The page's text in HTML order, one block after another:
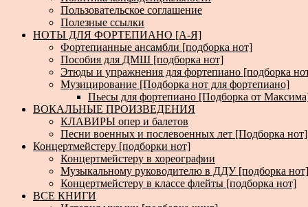
Пользовательское соглашение
Полезные ссылки
НОТЫ ДЛЯ ФОРТЕПИАНО [А-Я]
Фортепианные ансамбли [подборка нот]
Пособия для ДМШ [подборка нот]
Этюды и упражнения для фортепиано [подборка
Музицирование [Подборка нот для фортепиано]
Пьесы для фортепиано [Подборка от
ВОКАЛЬНЫЕ ПРОИЗВЕДЕНИЯ
КЛАВИРЫ опер и балетов
Песни военных и послевоенных лет [Подборка нот]
Концертмейстеру [подборки нот]
Концертмейстеру в хореографии
Музыкальному руководителю в ДДУ [подборка нот]
Концертмейстеру в классе флейты [подборка нот]
ВСЕ КНИГИ